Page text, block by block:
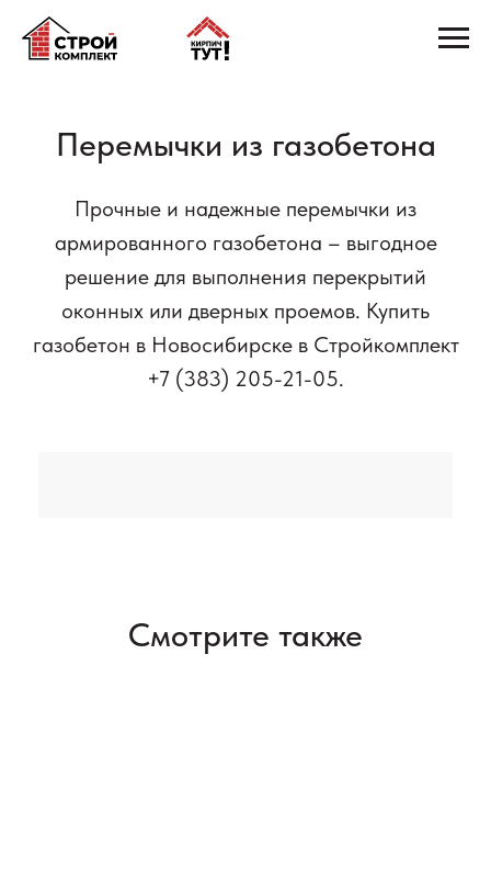
Перемычки из газобетона
Прочные и надежные перемычки из
армированного газобетона – выгодное
решение для выполнения перекрытий
оконных или дверных проемов. Купить
газобетон в Новосибирске в Стройкомплект
+7 (383) 205-21-05.
Смотрите также